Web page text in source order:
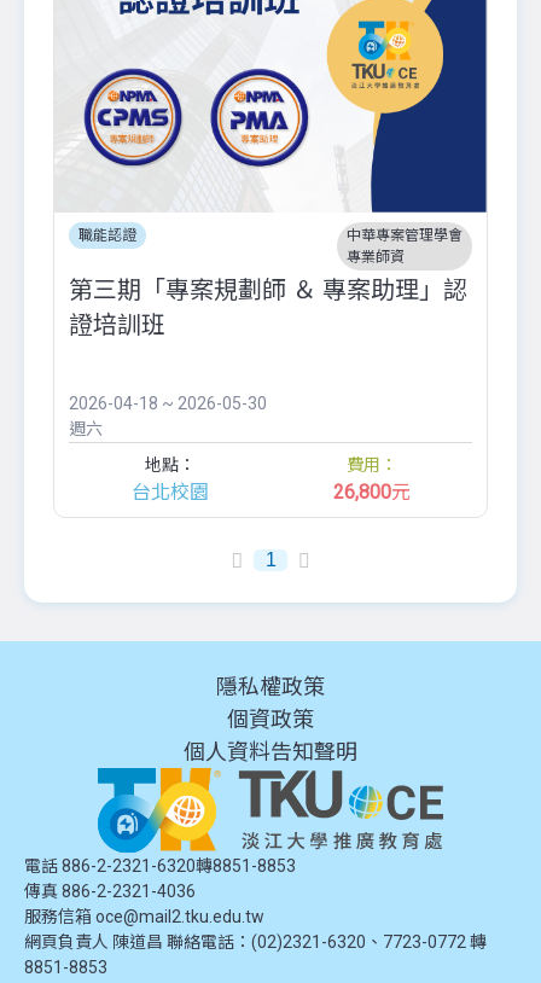
職能認證
中華專案管理學會
專業師資
第三期「專案規劃師 ＆ 專案助理」認
證培訓班
2026-04-18 ~ 2026-05-30
週六
地點：
台北校園
費用：
26,800元
1
隱私權政策
個資政策
個人資料告知聲明
電話 886-2-2321-6320轉8851-8853
傳真 886-2-2321-4036
服務信箱 oce@mail2.tku.edu.tw
網頁負責人 陳道昌 聯絡電話：(02)2321-6320、7723-0772 轉
8851-8853